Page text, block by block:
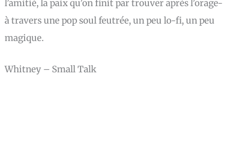
l’amitié, la paix qu’on finit par trouver après l’orage-
à travers une pop soul feutrée, un peu lo-fi, un peu
magique.
Whitney – Small Talk